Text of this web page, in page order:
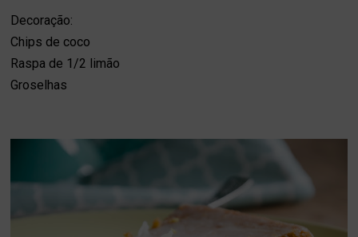
Decoração:
Chips de coco
Raspa de 1/2 limão
Groselhas